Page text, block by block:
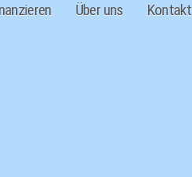
Über uns Kontakt